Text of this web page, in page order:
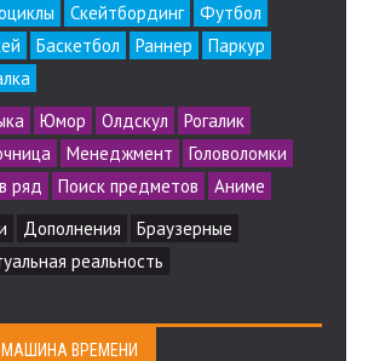
Скейтбординг
Футбол
Баскетбол Раннер
Паркур
Юмор Олдскул
Рогалик
Менеджмент
Головоломки
ряд
Поиск предметов
Аниме
Дополнения
Браузерные
реальность
МАШИНА ВРЕМЕНИ